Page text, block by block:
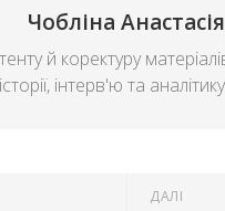
Чобліна Анастасія
й коректуру
інтерв'ю та
ДАЛІ